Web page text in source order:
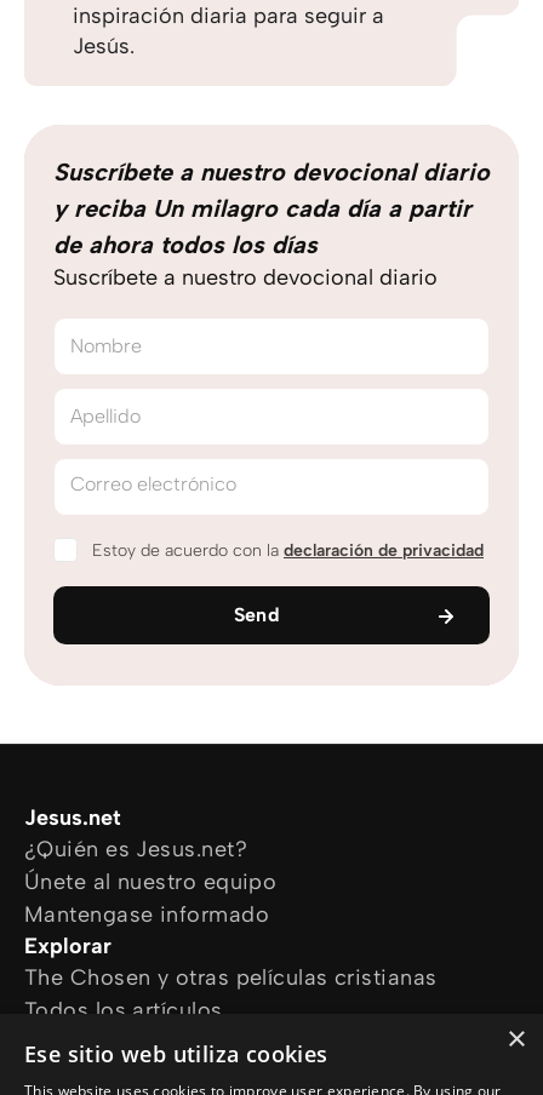
inspiración diaria para seguir a
Jesús.
Suscríbete a nuestro devocional diario
y reciba Un milagro cada día a partir
de ahora todos los días
Suscríbete a nuestro devocional diario
Nombre
Apellido
Correo electrónico
Estoy de acuerdo con la declaración de privacidad
Send
Jesus.net
¿Quién es Jesus.net?
Únete al nuestro equipo
Mantengase informado
Explorar
The Chosen y otras películas cristianas
Todos los artículos
Cursos online
×
Ese sitio web utiliza cookies
This website uses cookies to improve user experience. By using our